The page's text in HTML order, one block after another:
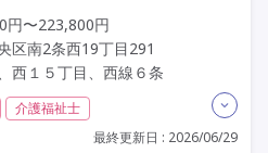
円〜223,800円
区南2条西19丁目291
西１５丁目、西線６条
介護福祉士
初任者研修(ヘルパー2級)最終更新日 : 2026/06/29